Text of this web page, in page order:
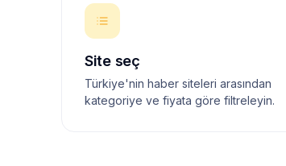
Site seç
Türkiye'nin haber siteleri arasından
kategoriye ve fiyata göre filtreleyin.